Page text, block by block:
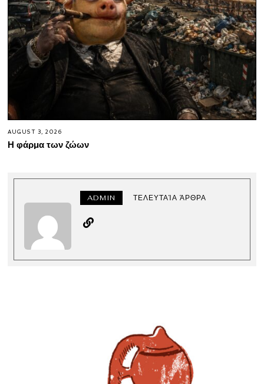
AUGUST 3, 2026
Η φάρμα των ζώων
ADMIN ΤΕΛΕΥΤΑΊΑ ΆΡΘΡΑ